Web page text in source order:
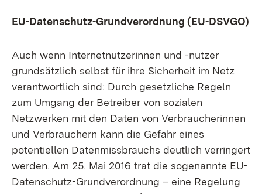
EU-Datenschutz-Grundverordnung (EU-DSVGO)
Auch wenn Internetnutzerinnen und -nutzer
grundsätzlich selbst für ihre Sicherheit im Netz
verantwortlich sind: Durch gesetzliche Regeln
zum Umgang der Betreiber von sozialen
Netzwerken mit den Daten von Verbraucherinnen
und Verbrauchern kann die Gefahr eines
potentiellen Datenmissbrauchs deutlich verringert
werden. Am 25. Mai 2016 trat die sogenannte EU-
Datenschutz-Grundverordnung – eine Regelung